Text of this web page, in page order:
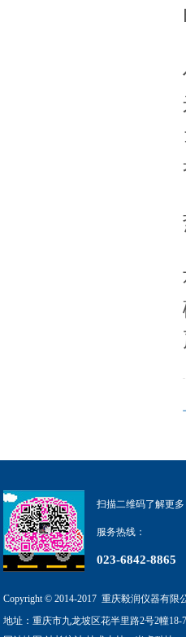
扫描二维码了解更多
服务热线：
023-6842-8865
Copyright © 2014-2017 重庆毅润仪器有限
地址： 重庆市九龙坡区花半里路2号2幢18-7